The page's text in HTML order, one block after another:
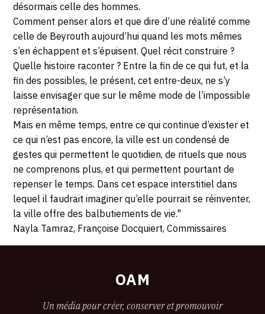
désormais celle des hommes.
Comment penser alors et que dire d’une réalité comme
celle de Beyrouth aujourd’hui quand les mots mêmes
s’en échappent et s’épuisent. Quel récit construire ?
Quelle histoire raconter ? Entre la fin de ce qui fut, et la
fin des possibles, le présent, cet entre-deux, ne s’y
laisse envisager que sur le même mode de l’impossible
représentation.
Mais en même temps, entre ce qui continue d’exister et
ce qui n’est pas encore, la ville est un condensé de
gestes qui permettent le quotidien, de rituels que nous
ne comprenons plus, et qui permettent pourtant de
repenser le temps. Dans cet espace interstitiel dans
lequel il faudrait imaginer qu’elle pourrait se réinventer,
la ville offre des balbutiements de vie."
Nayla Tamraz, Françoise Docquiert, Commissaires
OAM
Un média pour créer, conserver et promouvoir